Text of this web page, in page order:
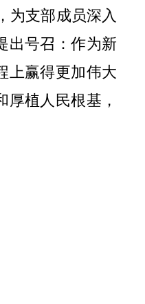
为支部成员深入
出号召：作为新
上赢得更加伟大
植人民根基，